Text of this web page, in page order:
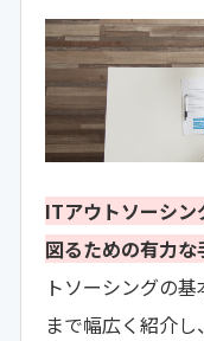
ITアウトソーシ
図るための有力な
トソーシングの
まで幅広く紹介